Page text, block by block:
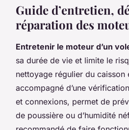
Guide d’entretien,
réparation des
Entretenir le moteur d’un
sa durée de vie et limite le
nettoyage régulier du caisson
accompagné d’une
et connexions, permet de
de poussière ou d’humidité